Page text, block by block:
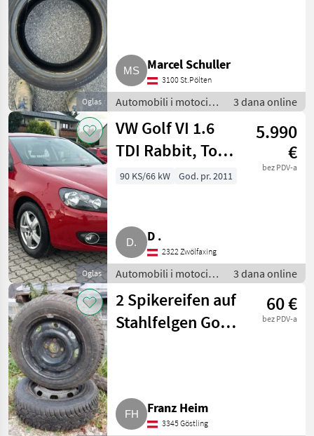
Oglas
Marcel Schuller
3100 St.Pölten
Automobili i motocikli
/ Dijelovi za
automobile
3 dana online
Oglas
VW Golf VI 1.6
TDI Rabbit, Top
Zustand, 138.000
5.990
€
bez PDV-a
90 KS/66 kW God. pr. 2011
D .
2322 Zwölfaxing
Automobili i motocikli
/ Dijelovi za
automobile
3 dana online
2 Spikereifen auf
Stahlfelgen Golf
60 €
bez PDV-a
Franz Heim
3345 Göstling